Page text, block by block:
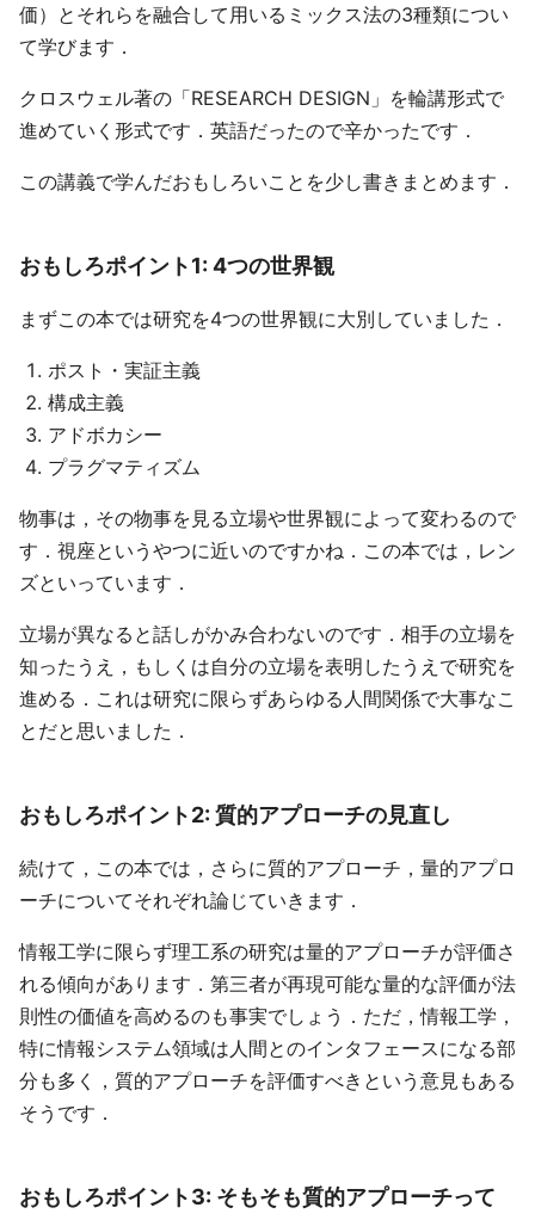
価）とそれらを融合して用いるミックス法の3種類につい
て学びます．
クロスウェル著の「RESEARCH DESIGN」を輪講形式で
進めていく形式です．英語だったので辛かったです．
この講義で学んだおもしろいことを少し書きまとめます．
おもしろポイント1: 4つの世界観
まずこの本では研究を4つの世界観に大別していました．
ポスト・実証主義
構成主義
アドボカシー
プラグマティズム
物事は，その物事を見る立場や世界観によって変わるので
す．視座というやつに近いのですかね．この本では，レン
ズといっています．
立場が異なると話しがかみ合わないのです．相手の立場を
知ったうえ，もしくは自分の立場を表明したうえで研究を
進める．これは研究に限らずあらゆる人間関係で大事なこ
とだと思いました．
おもしろポイント2: 質的アプローチの見直し
続けて，この本では，さらに質的アプローチ，量的アプロ
ーチについてそれぞれ論じていきます．
情報工学に限らず理工系の研究は量的アプローチが評価さ
れる傾向があります．第三者が再現可能な量的な評価が法
則性の価値を高めるのも事実でしょう．ただ，情報工学，
特に情報システム領域は人間とのインタフェースになる部
分も多く，質的アプローチを評価すべきという意見もある
そうです．
おもしろポイント3: そもそも質的アプローチって